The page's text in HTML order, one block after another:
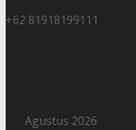
+62 81918199111
Agustus 2026